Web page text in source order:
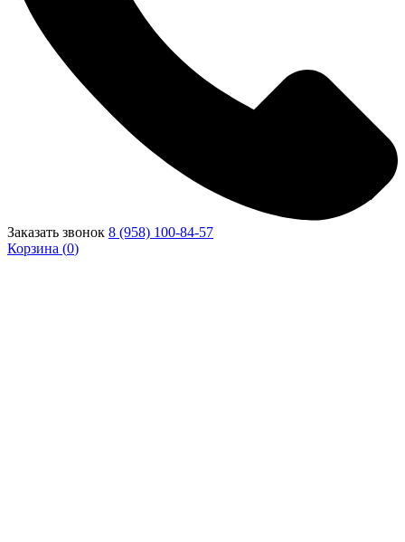
Заказать звонок 8 (958) 100-84-57
Корзина (0)